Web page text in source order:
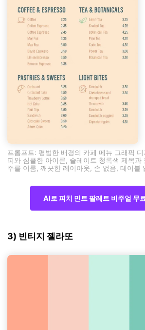
프롬프트: 평범한 배경의 카페 메뉴 그래픽
피와 심플한 아이콘, 슬레이트 청록색 제목과
주를 이룸, 깨끗한 레이아웃, 손 없음, 테이블
AI로 피치 민트 팔레트 비주얼 무
3) 빈티지 젤라또